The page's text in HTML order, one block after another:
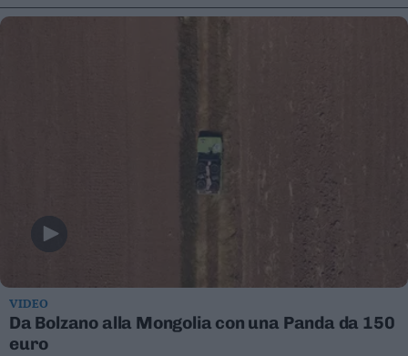
VIDEO
Da Bolzano alla Mongolia con una Panda da 150
euro